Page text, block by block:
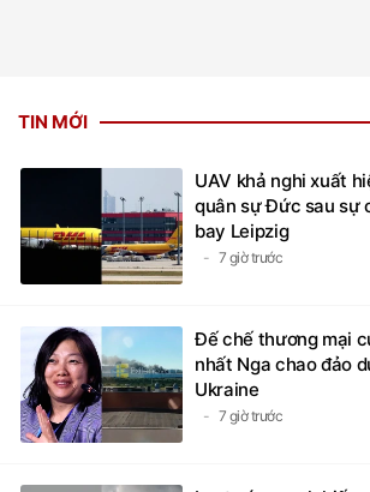
TIN MỚI
UAV khả nghi xuất
quân sự Đức sau sự
bay Leipzig
7 giờ trước
Đế chế thương mại
nhất Nga chao đảo
Ukraine
7 giờ trước